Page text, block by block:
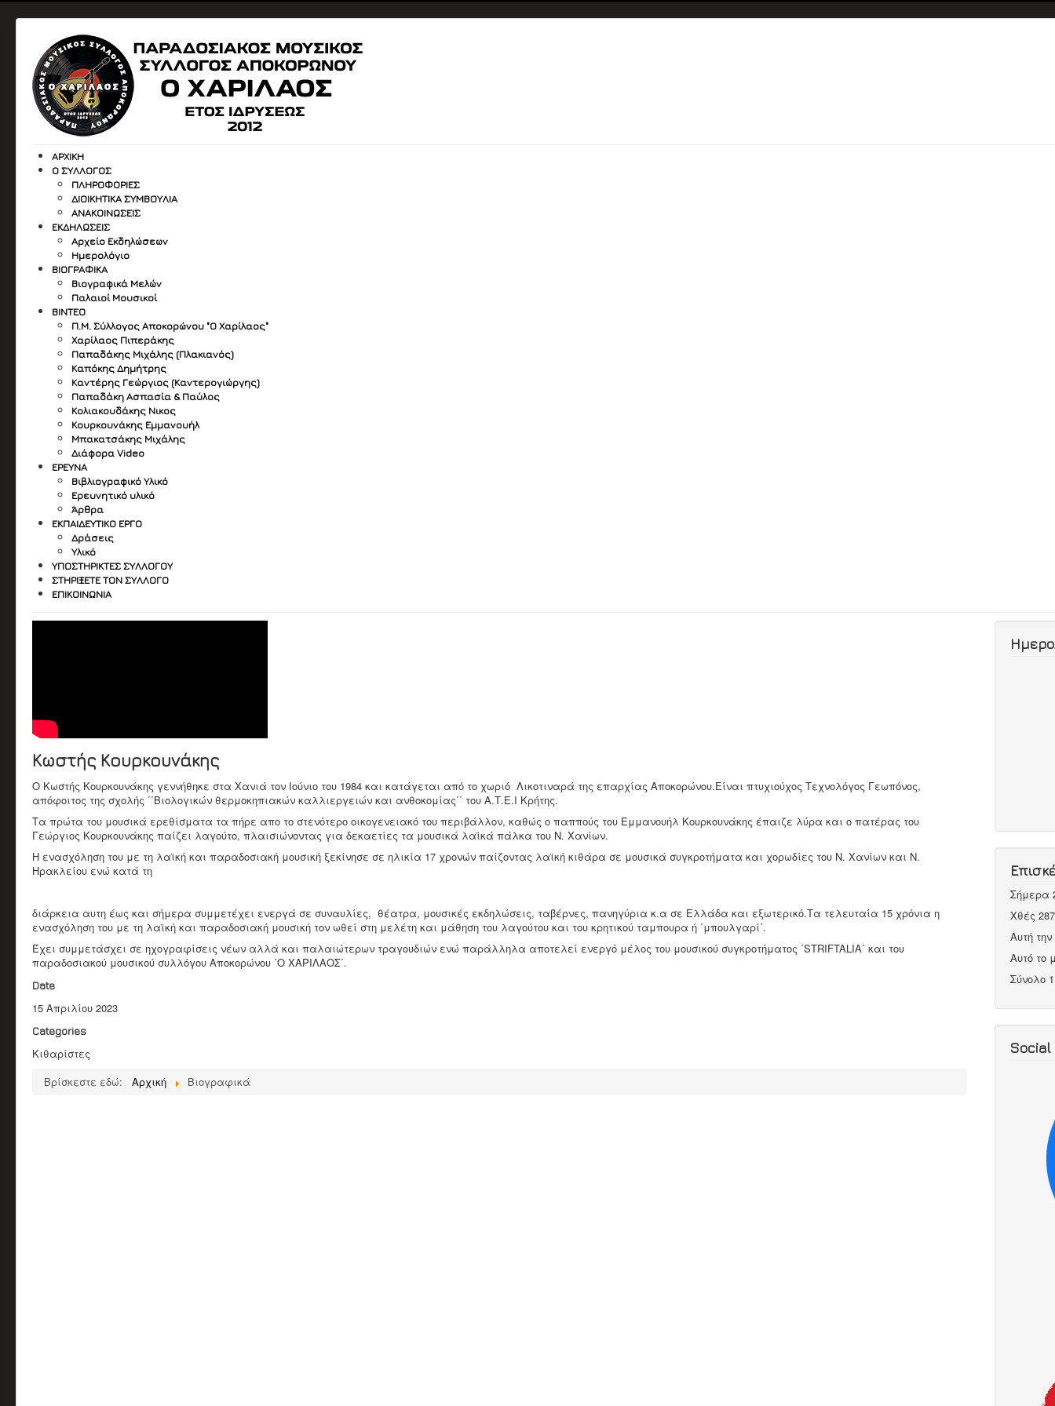
ΑΡΧΙΚΉ
Ο ΣΎΛΛΟΓΟΣ
ΠΛΗΡΟΦΟΡΙΕΣ
ΔΙΟΙΚΗΤΙΚΑ ΣΥΜΒΟΥΛΙΑ
ΑΝΑΚΟΙΝΩΣΕΙΣ
ΕΚΔΗΛΏΣΕΙΣ
Αρχείο Εκδηλώσεων
Ημερολόγιο
ΒΙΟΓΡΑΦΙΚΆ
Βιογραφικά Μελών
Παλαιοί Μουσικοί
ΒΙΝΤΕΟ
Π.Μ. Σύλλογος Αποκορώνου "Ο Χαρίλαος"
Χαρίλαος Πιπεράκης
Παπαδάκης Μιχάλης (Πλακιανός)
Καπόκης Δημήτρης
Καντέρης Γεώργιος (Καντερογιώργης)
Παπαδάκη Ασπασία & Παύλος
Κολιακουδάκης Νικος
Κουρκουνάκης Εμμανουήλ
Μπακατσάκης Μιχάλης
Διάφορα Video
ΈΡΕΥΝΑ
Βιβλιογραφικό Υλικό
Ερευνητικό υλικό
Άρθρα
ΕΚΠΑΙΔΕΥΤΙΚΌ ΈΡΓΟ
Δράσεις
Υλικό
ΥΠΟΣΤΗΡΙΚΤΈΣ ΣΥΛΛΌΓΟΥ
ΣΤΗΡΊΞΕΤΕ ΤΟΝ ΣΎΛΛΟΓΟ
ΕΠΙΚΟΙΝΩΝΊΑ
Κωστής Κουρκουνάκης
Ο Κωστής Κουρκουνάκης γεννήθηκε στα Χανιά τον Ιούνιο του 1984 και κατάγεται από το χωριό Λικοτιναρά της επαρχίας Αποκορώνου.Είναι πτυχιούχος Τεχνολόγος Γεωπόνος,
απόφοιτος της σχολής ΄΄Βιολογικών θερμοκηπιακών καλλιεργειών και ανθοκομίας΄΄ του Α.Τ.Ε.Ι Κρήτης.
Τα πρώτα του μουσικά ερεθίσματα τα πήρε απο το στενότερο οικογενειακό του περιβάλλον, καθώς ο παππούς του Εμμανουήλ Κουρκουνάκης έπαιζε λύρα και ο πατέρας του
Γεώργιος Κουρκουνάκης παίζει λαγούτο, πλαισιώνοντας για δεκαετίες τα μουσικά λαϊκά πάλκα του Ν. Χανίων.
Η ενασχόληση του με τη λαϊκή και παραδοσιακή μουσική ξεκίνησε σε ηλικία 17 χρονών παίζοντας λαϊκή κιθάρα σε μουσικά συγκροτήματα και χορωδίες του Ν. Χανίων και Ν.
Ηρακλείου ενώ κατά τη
διάρκεια αυτη έως και σήμερα συμμετέχει ενεργά σε συναυλίες, θέατρα, μουσικές εκδηλώσεις, ταβέρνες, πανηγύρια κ.α σε Ελλάδα και εξωτερικό.Τα τελευταία 15 χρόνια η
ενασχόληση του με τη λαϊκή και παραδοσιακή μουσική τον ωθεί στη μελέτη και μάθηση του λαγούτου και του κρητικού ταμπουρα ή ΄μπουλγαρί΄.
Έχει συμμετάσχει σε ηχογραφίσεις νέων αλλά και παλαιώτερων τραγουδιών ενώ παράλληλα αποτελεί ενεργό μέλος του μουσικού συγκροτήματος ΄STRIFTALIA΄ και του
παραδοσιακού μουσικού συλλόγου Αποκορώνου ΄Ο ΧΑΡΙΛΑΟΣ΄.
Date
15 Απριλίου 2023
Categories
Κιθαρίστες
Βρίσκεστε εδώ:
Αρχική Βιογραφικά
Σήμερα
Χθές 287
Αυτή
Αυτό το
Σύνολο
Social